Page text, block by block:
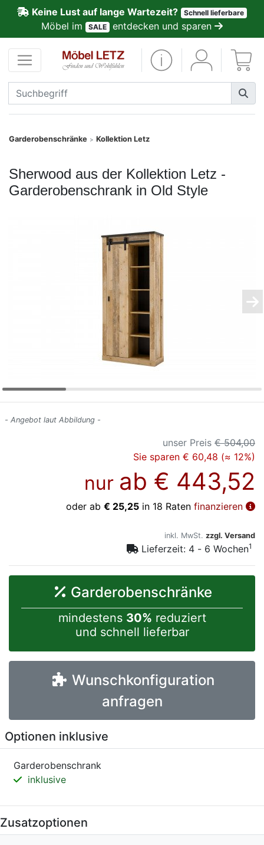
Keine Lust auf lange Wartezeit? Schnell lieferbare
Möbel im SALE entdecken und sparen
Garderobenschränke > Kollektion Letz
Sherwood aus der Kollektion Letz -
Garderobenschrank in Old Style
- Angebot laut Abbildung -
unser Preis € 504,00
Sie sparen € 60,48 (≈ 12%)
nur ab € 443,52
oder ab € 25,25 in 18 Raten finanzieren
inkl. MwSt. zzgl. Versand
Lieferzeit: 4 - 6 Wochen1
Garderobenschränke
mindestens 30% reduziert
und schnell lieferbar
Wunschkonfiguration
anfragen
Optionen inklusive
Garderobenschrank
inklusive
Zusatzoptionen
Kundenmeinungen
Anmelden
PREMIUM
Schnell
SALE
Deals